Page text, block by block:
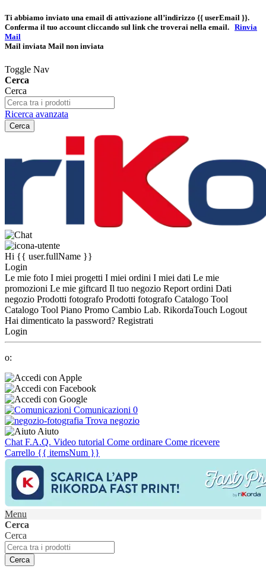
Ti abbiamo inviato una email di attivazione all’indirizzo {{ userEmail }}.
Conferma il tuo account cliccando sul link che troverai nella email. Rinvia
Mail
Mail inviata Mail non inviata
Toggle Nav
Cerca
Cerca
Ricerca avanzata
Cerca
Hi {{ user.fullName }}
Login
Le mie foto I miei progetti I miei ordini I miei dati Le mie
promozioni Le mie giftcard Il tuo negozio Report ordini Dati
negozio Prodotti fotografo Prodotti fotografo Catalogo Tool
Catalogo Tool Piano Promo Cambio Lab. RikordaTouch Logout
Hai dimenticato la password? Registrati
Login
o:
Comunicazioni 0
Trova negozio
Aiuto
Chat F.A.Q. Video tutorial Come ordinare Come ricevere
Carrello {{ itemsNum }}
Menu
Cerca
Cerca
Cerca